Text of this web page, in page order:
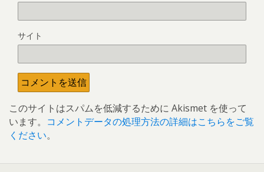
サイト
このサイトはスパムを低減するために Akismet を使って
います。 コメントデータの処理方法の詳細はこちらをご覧
ください。